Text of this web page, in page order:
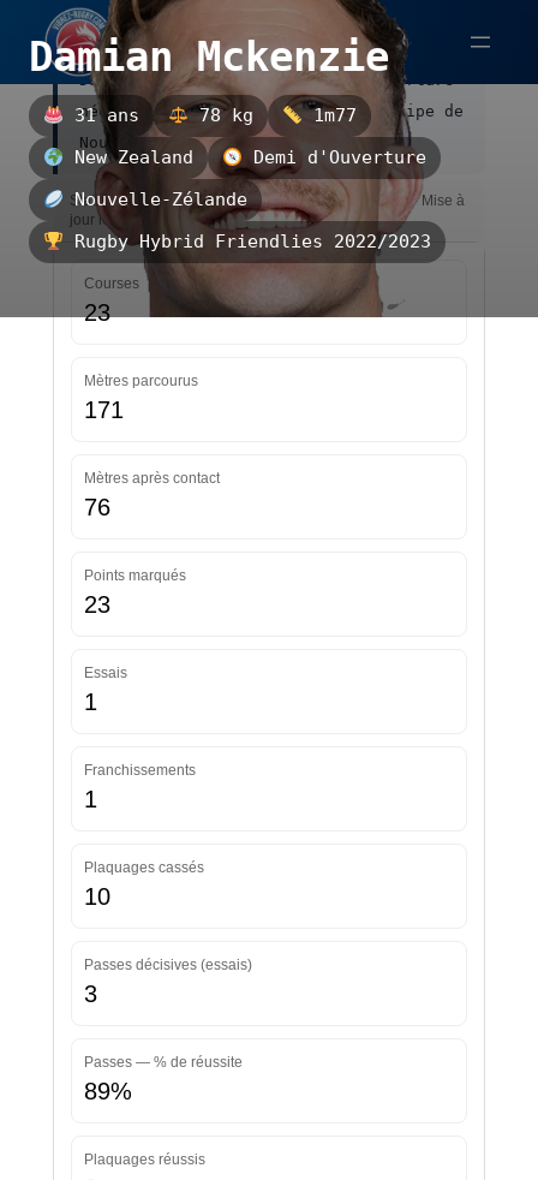
Aller
contenu
Damian Mckenzie
31 ans 78 kg
1m77
New Zealand
Demi d'Ouverture
Nouvelle-Zélande
Rugby Hybrid Friendlies 2022/2023
Damian Mckenzie est un demi d'ouverture
néo-zélandais, évoluant avec l'équipe de
Nouvelle-Zélande.
Statistiques — Rugby Hybrid Friendlies 2022/2023 — Mise à
jour le 23/07/2026 16:01
Courses
23
Mètres parcourus
171
Mètres après contact
76
Points marqués
23
Essais
1
Franchissements
1
Plaquages cassés
10
Passes décisives (essais)
3
Passes — % de réussite
89%
Plaquages réussis